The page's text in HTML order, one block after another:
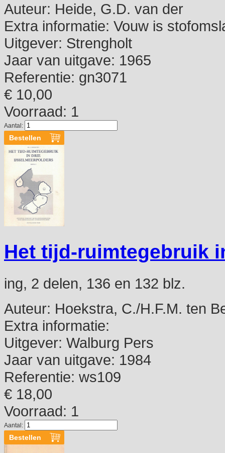
Auteur: Heide, G.D. van der
Extra informatie: Vouw is
Uitgever: Strengholt
Jaar van uitgave: 1965
Referentie: gn3071
€ 10,00
Voorraad: 1
Aantal:
Het tijd-ruimtegebruik
ing, 2 delen, 136 en 132 blz.
Auteur: Hoekstra, C./H.F.M. ten
Extra informatie:
Uitgever: Walburg Pers
Jaar van uitgave: 1984
Referentie: ws109
€ 18,00
Voorraad: 1
Aantal: